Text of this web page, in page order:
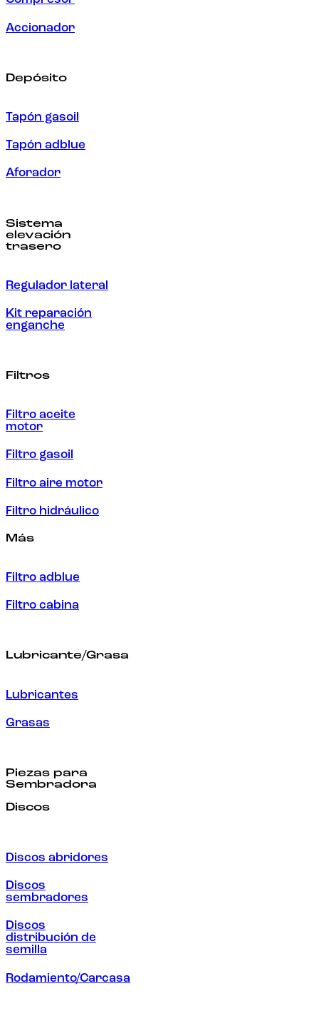
Accionador
Depósito
Tapón gasoil
Tapón adblue
Aforador
Sistema
elevación
trasero
Regulador lateral
Kit reparación
enganche
Filtros
Filtro aceite
motor
Filtro gasoil
Filtro aire motor
Filtro hidráulico
Más
Filtro adblue
Filtro cabina
Lubricante/Grasa
Lubricantes
Grasas
Piezas para
Sembradora
Discos
Discos abridores
Discos
sembradores
Discos
distribución de
semilla
Rodamiento/Carcasa